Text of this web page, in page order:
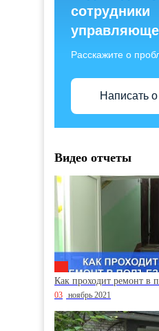
сотрудники
Расскажите о
Написать
Видео отчеты
Как проходит ремонт в
03 ноябрь 2021